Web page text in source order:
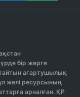
бір жерге
ағартушылық
желі ресурсының
арналған. ҚР